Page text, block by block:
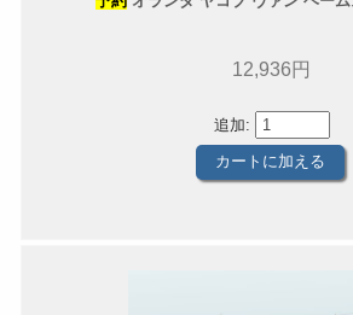
12,936円
追加: